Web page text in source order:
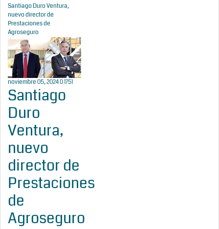
Santiago Duro Ventura,
nuevo director de
Prestaciones de
Agroseguro
noviembre 05, 202401751
Santiago
Duro
Ventura,
nuevo
director de
Prestaciones
de
Agroseguro